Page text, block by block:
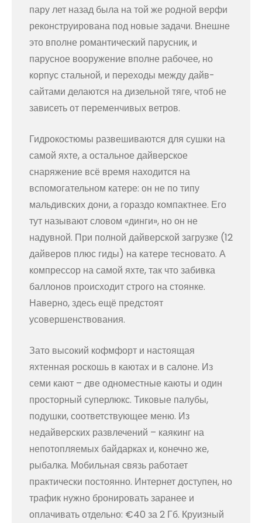
пару лет назад была на той же родной верфи
реконструирована под новые задачи. Внешне
это вполне романтический парусник, и
парусное вооружение вполне рабочее, но
корпус стальной, и переходы между дайв-
сайтами делаются на дизельной тяге, чтоб не
зависеть от переменчивых ветров.
Гидрокостюмы развешиваются для сушки на
самой яхте, а остальное дайверское
снаряжение всё время находится на
вспомогательном катере: он не по типу
мальдивских дони, а гораздо компактнее. Его
тут называют словом «динги», но он не
надувной. При полной дайверской загрузке (12
дайверов плюс гиды) на катере тесновато. А
компрессор на самой яхте, так что забивка
баллонов происходит строго на стоянке.
Наверно, здесь ещё предстоят
усовершенствования.
Зато высокий кофмфорт и настоящая
яхтенная роскошь в каютах и в салоне. Из
семи кают – две одноместные каюты и один
просторный суперлюкс. Тиковые палубы,
подушки, соответствующее меню. Из
недайверских развлечений – каякинг на
непотопляемых байдарках и, конечно же,
рыбалка. Мобильная связь работает
практически постоянно. Интернет доступен, но
трафик нужно бронировать заранее и
оплачивать отдельно: €40 за 2 Гб. Круизный